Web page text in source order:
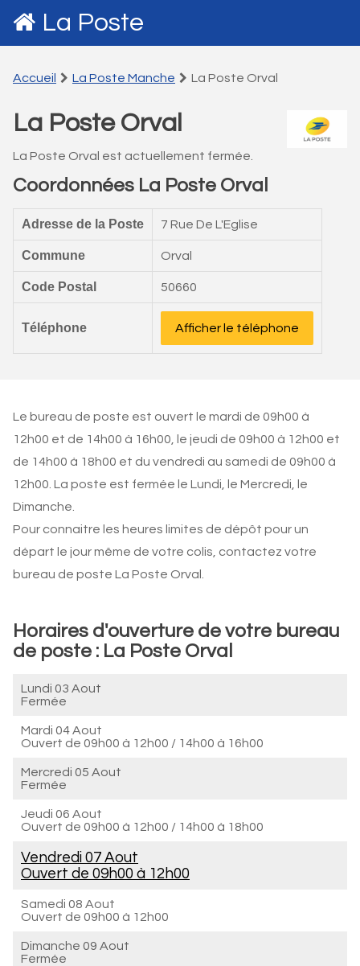
La Poste
Accueil La Poste Manche La Poste Orval
La Poste Orval
La Poste Orval est actuellement fermée.
Coordonnées La Poste Orval
Adresse de la Poste 7 Rue De L'Eglise
Commune Orval
Code Postal 50660
Téléphone Afficher le téléphone
Le bureau de poste est ouvert le mardi de 09h00 à
12h00 et de 14h00 à 16h00, le jeudi de 09h00 à 12h00 et
de 14h00 à 18h00 et du vendredi au samedi de 09h00 à
12h00. La poste est fermée le Lundi, le Mercredi, le
Dimanche.
Pour connaitre les heures limites de dépôt pour un
départ le jour même de votre colis, contactez votre
bureau de poste La Poste Orval.
Horaires d'ouverture de votre bureau
de poste : La Poste Orval
Lundi 03 Aout
Fermée
Mardi 04 Aout
Ouvert de 09h00 à 12h00 / 14h00 à 16h00
Mercredi 05 Aout
Fermée
Jeudi 06 Aout
Ouvert de 09h00 à 12h00 / 14h00 à 18h00
Vendredi 07 Aout
Ouvert de 09h00 à 12h00
Samedi 08 Aout
Ouvert de 09h00 à 12h00
Dimanche 09 Aout
Fermée